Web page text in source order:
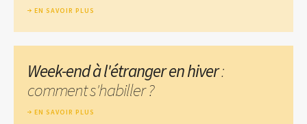
EN SAVOIR PLUS
Week-end à l'étranger en hiver:
comment s'habiller ?
EN SAVOIR PLUS